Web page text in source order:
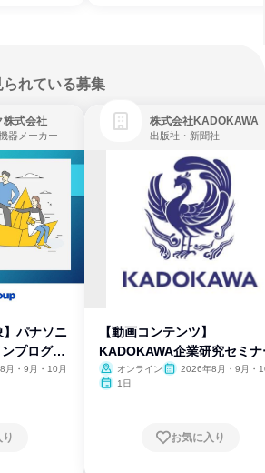
れている募集
株式会社
器メーカー
】パナソニ
プログラ
月・9月・10月
株式会社KADOKAWA
出版社・新聞社
【動画コンテンツ】
KADOKAWA企業研究セミナ
オンライン
2026年8月・9月・
1日
お気に入り